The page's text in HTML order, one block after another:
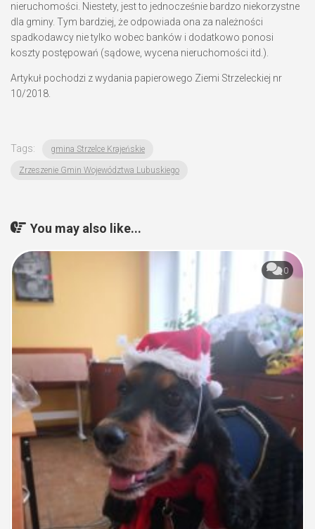
nieruchomości. Niestety, jest to jednocześnie bardzo niekorzystne
dla gminy. Tym bardziej, że odpowiada ona za należności
spadkodawcy nie tylko wobec banków i dodatkowo ponosi
koszty postępowań (sądowe, wycena nieruchomości itd.).
Artykuł pochodzi z wydania papierowego Ziemi Strzeleckiej nr
10/2018.
Tags: gmina Strzelce Krajeńskie
Zrzeszenie Gmin Województwa Lubuskiego
You may also like...
0